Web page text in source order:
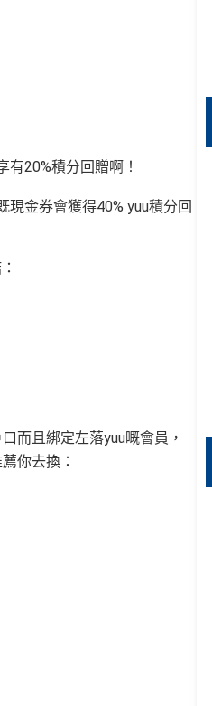
20%積分回贈啊！
金券會獲得40% yuu積分回
而且綁定左落yuu嘅會員，
你去換：